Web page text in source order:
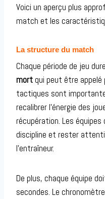
Voici un aperçu plus
match et les
La structure du match
Chaque période de jeu
mortqui peut être appelé
tactiques sont
recalibrer l’énergie des
récupération. Les
discipline et rester
l’entraîneur.
De plus, chaque équipe
secondes. Le